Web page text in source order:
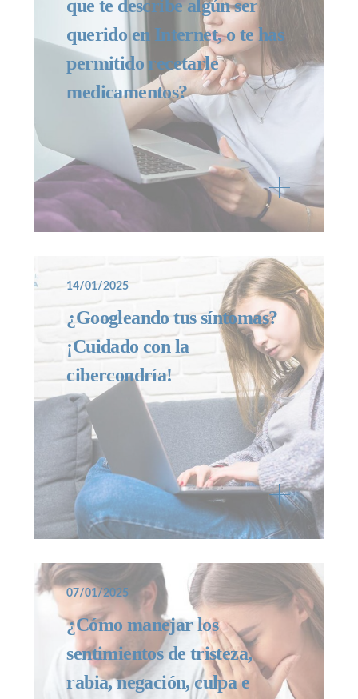
que te describe algún ser
querido en Internet, o te has
permitido recetarle
medicamentos?
14/01/2025
¿Googleando tus síntomas?
¡Cuidado con la
cibercondría!
07/01/2025
¿Cómo manejar los
sentimientos de tristeza,
rabia, negación, culpa e